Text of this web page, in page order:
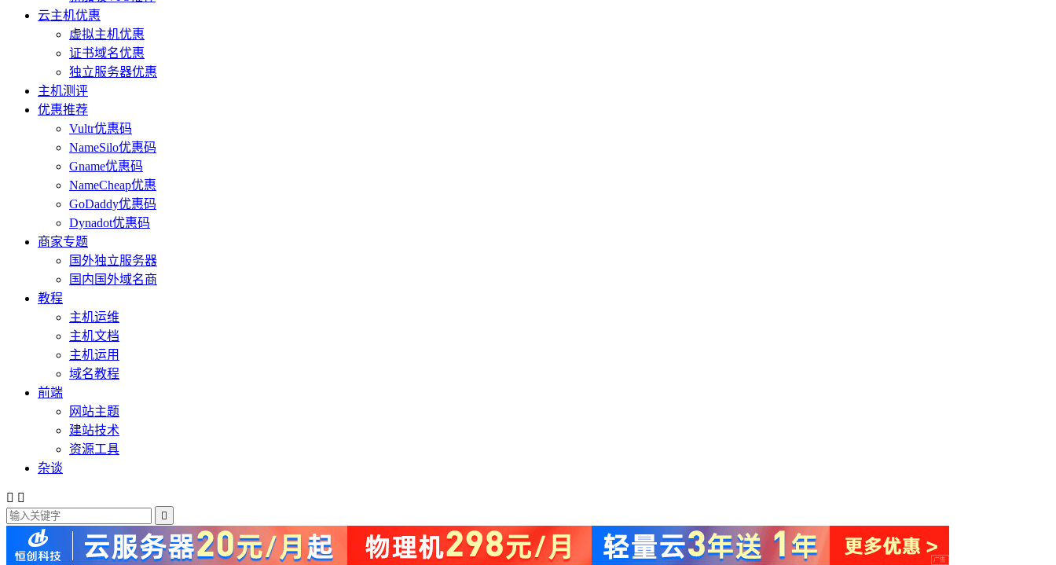
云主机优惠
虚拟主机优惠
证书域名优惠
独立服务器优惠
主机测评
优惠推荐
Vultr优惠码
NameSilo优惠码
Gname优惠码
NameCheap优惠
GoDaddy优惠码
Dynadot优惠码
商家专题
国外独立服务器
国内国外域名商
教程
主机运维
主机文档
主机运用
域名教程
前端
网站主题
建站技术
资源工具
杂谈
 
